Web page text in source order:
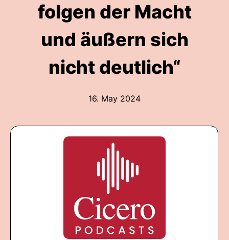
folgen der Macht
und äußern sich
nicht deutlich“
16. May 2024